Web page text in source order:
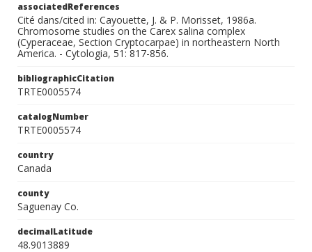
associatedReferences
Cité dans/cited in: Cayouette, J. & P. Morisset, 1986a.
Chromosome studies on the Carex salina complex
(Cyperaceae, Section Cryptocarpae) in northeastern North
America. - Cytologia, 51: 817-856.
bibliographicCitation
TRTE0005574
catalogNumber
TRTE0005574
country
Canada
county
Saguenay Co.
decimalLatitude
48.9013889